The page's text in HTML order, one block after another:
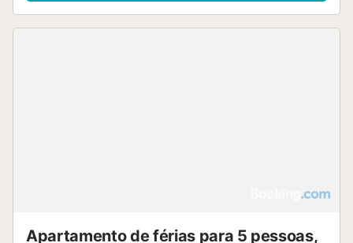
Apartamento de férias para 5 pessoas,